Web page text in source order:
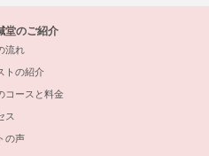
堂のご紹介
流れ
トの紹介
コースと料金
ス
の声